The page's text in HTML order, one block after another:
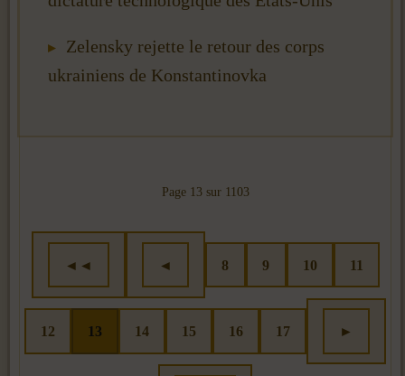
Zelensky rejette le retour des corps
ukrainiens de Konstantinovka
Page 13 sur 1103
◄◄ ◄ 8 9 10 11
12 13 14 15 16 17 ►